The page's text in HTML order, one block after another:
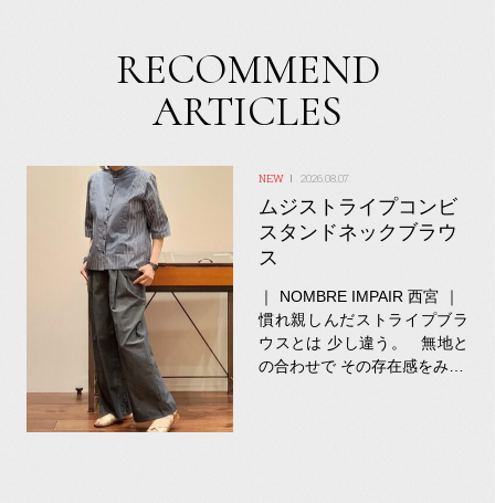
RECOMMEND
ARTICLES
2026.08.07
ムジストライプコンビ
スタンドネックブラウ
ス
｜ NOMBRE IMPAIR 西宮 ｜
慣れ親しんだストライプブラ
ウスとは 少し違う。 無地と
の合わせで その存在感をみ…